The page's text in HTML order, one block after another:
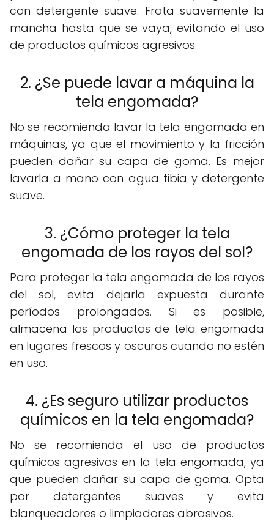
con detergente suave. Frota suavemente la
mancha hasta que se vaya, evitando el uso
de productos químicos agresivos.
2. ¿Se puede lavar a máquina la
tela engomada?
No se recomienda lavar la tela engomada en
máquinas, ya que el movimiento y la fricción
pueden dañar su capa de goma. Es mejor
lavarla a mano con agua tibia y detergente
suave.
3. ¿Cómo proteger la tela
engomada de los rayos del sol?
Para proteger la tela engomada de los rayos
del sol, evita dejarla expuesta durante
períodos prolongados. Si es posible,
almacena los productos de tela engomada
en lugares frescos y oscuros cuando no estén
en uso.
4. ¿Es seguro utilizar productos
químicos en la tela engomada?
No se recomienda el uso de productos
químicos agresivos en la tela engomada, ya
que pueden dañar su capa de goma. Opta
por detergentes suaves y evita
blanqueadores o limpiadores abrasivos.